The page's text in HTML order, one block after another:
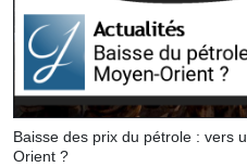
Baisse des prix du pétrole : vers
Orient ?